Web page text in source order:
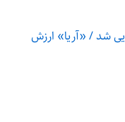
شد / «آریا» ارزش